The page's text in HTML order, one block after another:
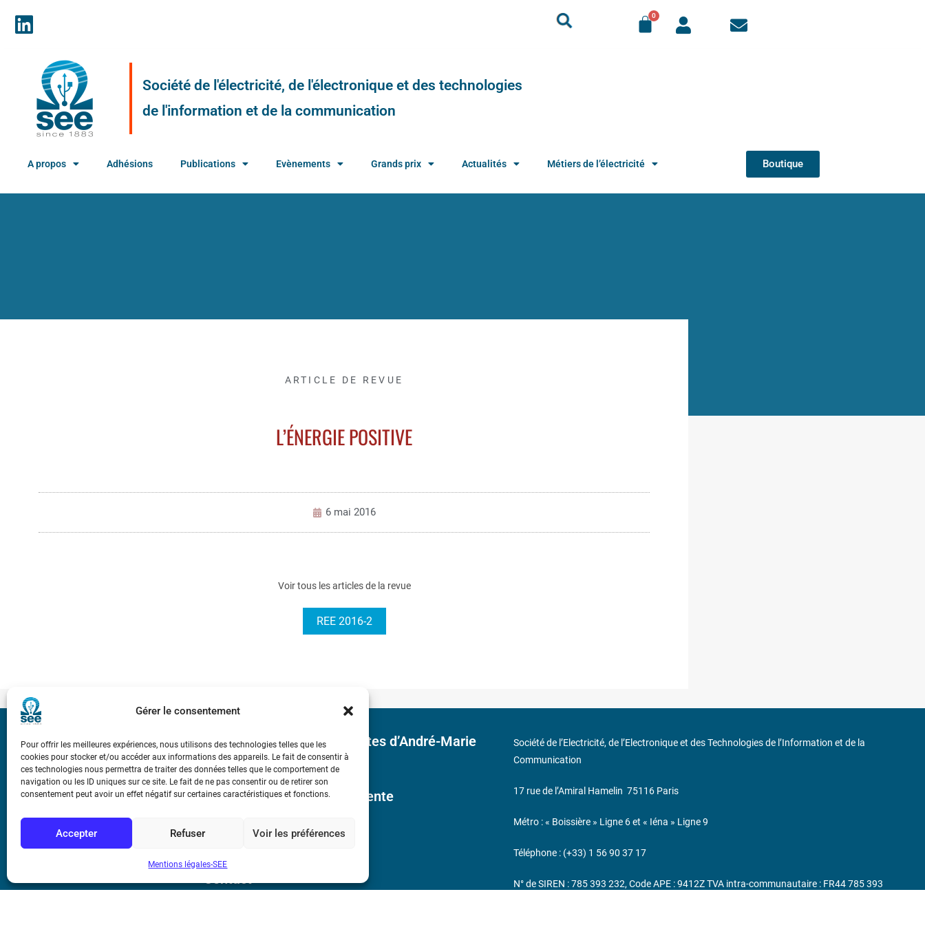
Gérer le consentement
Pour offrir les meilleures expériences, nous utilisons des technologies telles que les
cookies pour stocker et/ou accéder aux informations des appareils. Le fait de consentir à
ces technologies nous permettra de traiter des données telles que le comportement de
navigation ou les ID uniques sur ce site. Le fait de ne pas consentir ou de retirer son
consentement peut avoir un effet négatif sur certaines caractéristiques et fonctions.
Accepter Refuser Voir les préférences
Mentions légales-SEE
Société de l'électricité, de l'électronique et des technologies
de l'information et de la communication
A propos Adhésions Publications Evènements Grands prix Actualités Métiers de l’électricité Boutique
ARTICLE DE REVUE
L’ÉNERGIE POSITIVE
6 mai 2016
Voir tous les articles de la revue
REE 2016-2
Bicentenaire des découvertes d’André-Marie
Ampère
Conditions Générales de Vente
Mentions légales
Contact
Société de l’Electricité, de l’Electronique et des Technologies de l’Information et de la
Communication
17 rue de l’Amiral Hamelin 75116 Paris
Métro : « Boissière » Ligne 6 et « Iéna » Ligne 9
Téléphone : (+33) 1 56 90 37 17
N° de SIREN : 785 393 232, Code APE : 9412Z TVA intra-communautaire : FR44 785 393